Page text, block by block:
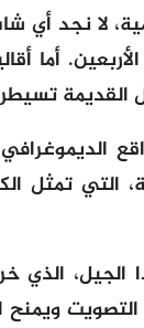
لا نجد أي
أما
القديمة
التي تمثل
الذي